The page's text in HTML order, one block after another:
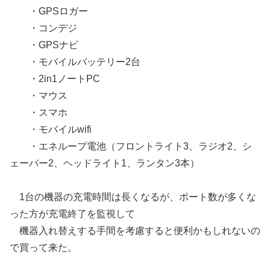
・GPSロガー
・コンデジ
・GPSナビ
・モバイルバッテリー2台
・2in1ノートPC
・マウス
・スマホ
・モバイルwifi
・エネループ電池（フロントライト3、ラジオ2、シ
ェーバー2、ヘッドライト1、ランタン3本）
1台の機器の充電時間は長くなるが、ポート数が多くな
った方が充電終了を監視して
機器入れ替えする手間を考慮すると便利かもしれないの
で買って来た。